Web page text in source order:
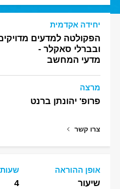
יחידה אקדמית
הפקולטה למדעים
ובברלי סאקלר -
מדעי המחשב
מרצה
פרופ' יהונתן ברנט
צרו קשר
אופן ההוראה
שיעור 4